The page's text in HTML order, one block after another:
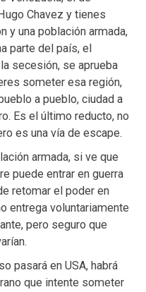
Chavez y tienes
y una población armada,
parte del país, el
secesión, se aprueba
someter esa región,
a pueblo, ciudad a
Es el último reducto, no
es una vía de escape.
armada, si ve que
puede entrar en guerra
retomar el poder en
entrega voluntariamente
pero seguro que
pasará en USA, habrá
que intente someter